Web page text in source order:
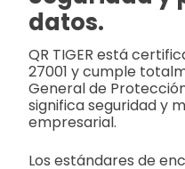
datos.
QR TIGER está
27001 y cumple
General de
significa seguridad y
empresarial.
Los estándares de